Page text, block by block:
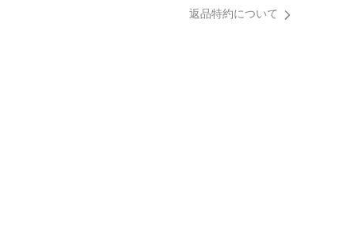
返品特約について